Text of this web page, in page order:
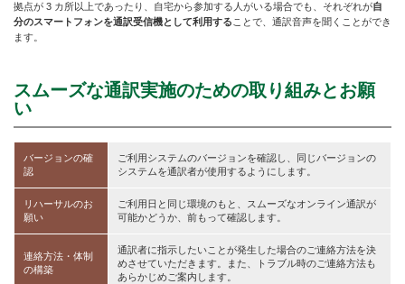
拠点が 3 カ所以上であったり、自宅から参加する人がいる場合でも、それぞれが自
分のスマートフォンを通訳受信機として利用する ことで、通訳音声を聞くことができ
ます。
スムーズな通訳実施のための取り組みとお願
い
バージョンの確
認
ご利用システムのバージョンを確認し、同じバージョンの
システムを通訳者が使用するようにします。
リハーサルのお
願い
ご利用日と同じ環境のもと、スムーズなオンライン通訳が
可能かどうか、前もって確認します。
連絡方法・体制
の構築
通訳者に指示したいことが発生した場合のご連絡方法を決
めさせていただきます。また、トラブル時のご連絡方法も
あらかじめご案内します。